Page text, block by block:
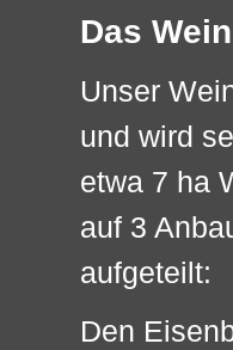
Das
Unser
und wird
etwa 7 ha
auf 3
aufgeteilt:
Den